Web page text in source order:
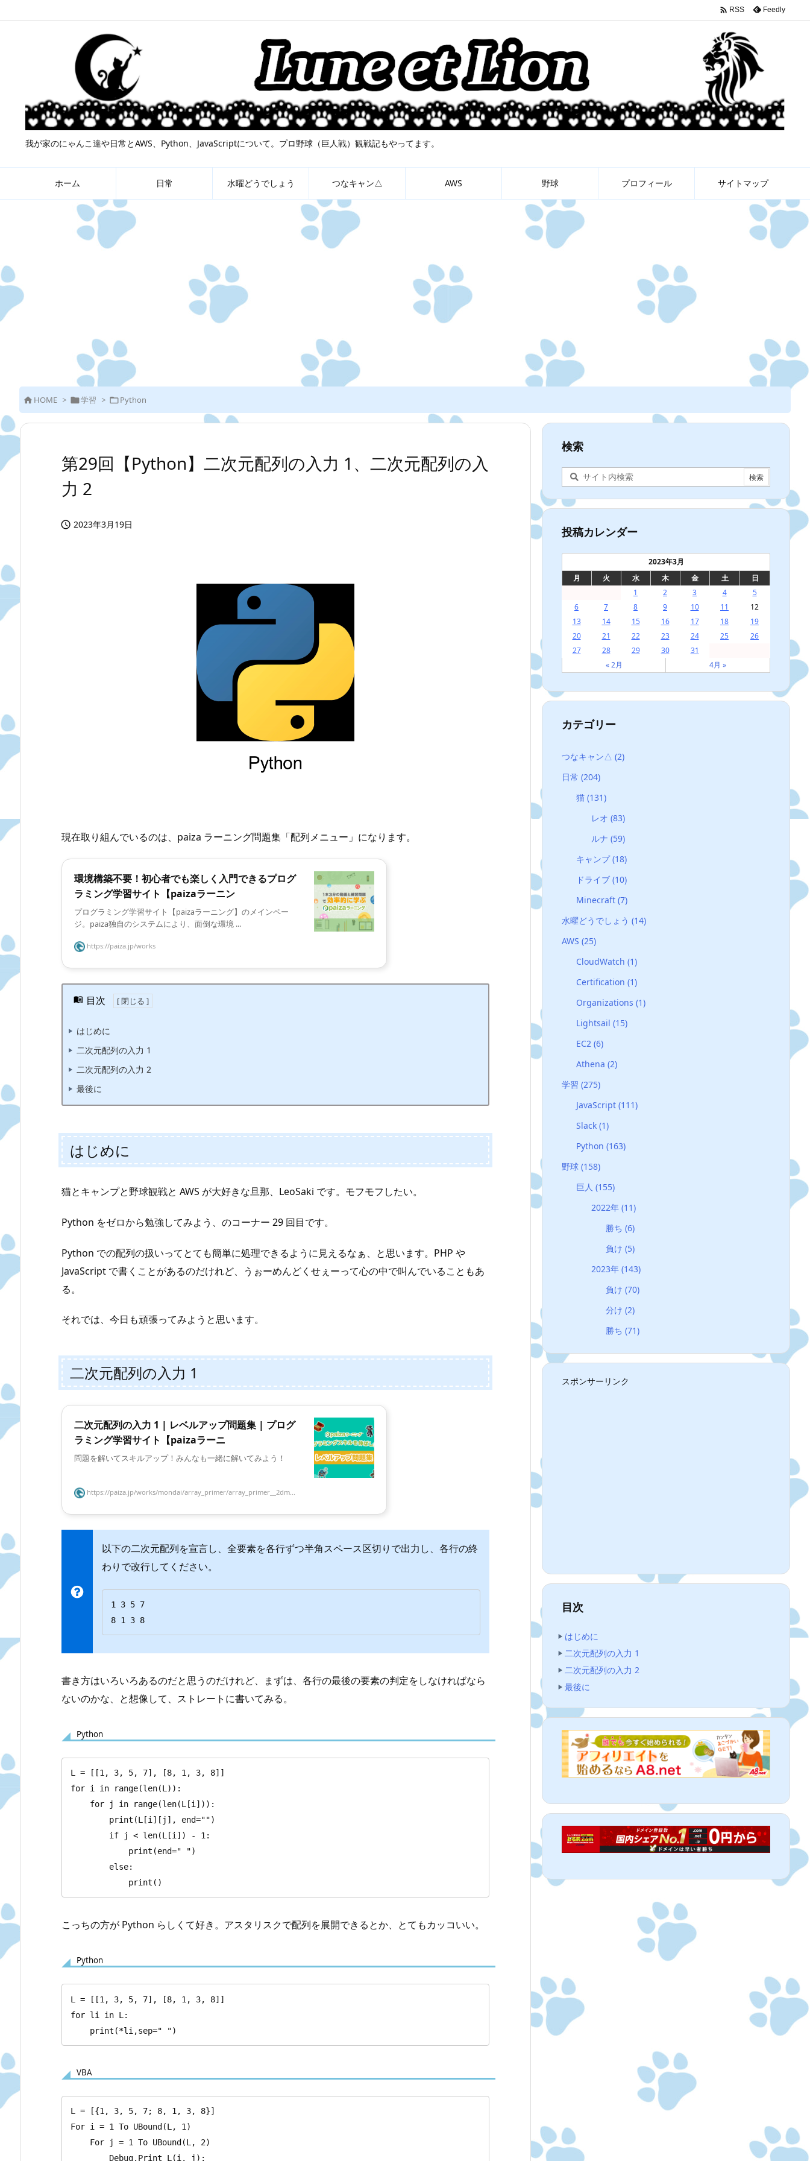
我が家のにゃんこ達や日常とAWS、Python、JavaScriptについて。プロ野球（巨人戦）観戦記もやってます。
ホーム 日常 水曜どうでしょう つなキャン△ AWS 野球 プロフィール サイトマップ
 RSS Feedly
 HOME > 学習 > Python
第29回【Python】二次元配列の入力 1、二次元配列の入
力 2
 2023年3月19日
現在取り組んでいるのは、paiza ラーニング問題集「配列メニュー」になります。
環境構築不要！初心者でも楽しく入門できるプログ
ラミング学習サイト【paizaラーニン
プログラミング学習サイト【paizaラーニング】のメインペー
ジ。paiza独自のシステムにより、面倒な環境 ...
https://paiza.jp/works
目次
はじめに
二次元配列の入力 1
二次元配列の入力 2
最後に
はじめに
猫とキャンプと野球観戦と AWS が大好きな旦那、LeoSaki です。モフモフしたい。
Python をゼロから勉強してみよう、のコーナー 29 回目です。
Python での配列の扱いってとても簡単に処理できるように見えるなぁ、と思います。PHP や
JavaScript で書くことがあるのだけれど、うぉーめんどくせぇーって心の中で叫んでいることもあ
る。
それでは、今日も頑張ってみようと思います。
二次元配列の入力 1
二次元配列の入力 1 | レベルアップ問題集 | プログ
ラミング学習サイト【paizaラーニ
問題を解いてスキルアップ！みんなも一緒に解いてみよう！
https://paiza.jp/works/mondai/array_primer/array_primer__2dm...
以下の二次元配列を宣言し、全要素を各行ずつ半角スペース区切りで出力し、各行の終
わりで改行してください。
1 3 5 7
8 1 3 8
書き方はいろいろあるのだと思うのだけれど、まずは、各行の最後の要素の判定をしなければなら
ないのかな、と想像して、ストレートに書いてみる。
Python
L = [[1, 3, 5, 7], [8, 1, 3, 8]]
for i in range(len(L)):
            print()
こっちの方が Python らしくて好き。アスタリスクで配列を展開できるとか、とてもカッコいい。
Python
L = [[1, 3, 5, 7], [8, 1, 3, 8]]
for li in L:
    print(*li,sep=" ")
VBA
L = [{1, 3, 5, 7; 8, 1, 3, 8}]
For i = 1 To UBound(L, 1)
検索
投稿カレンダー
2023年3月
月
火 水 木 金 土
日
1
2 3 4
5
6
7 8 9 10 11
12
13
14 15 16 17 18
19
20
21 22 23 24 25
26
27
28 29 30
31
« 2月
4月 »
カテゴリー
つなキャン△ (2)
日常 (204)
猫(131)
レオ (83)
ルナ (59)
キャンプ(18)
ドライブ(10)
Minecraft(7)
水曜どうでしょう (14)
AWS (25)
CloudWatch(1)
Certification(1)
Organizations(1)
Lightsail(15)
EC2(6)
Athena(2)
学習 (275)
JavaScript(111)
Slack(1)
Python(163)
野球 (158)
巨人(155)
2022年 (11)
勝ち(6)
負け(5)
2023年 (143)
負け(70)
分け(2)
勝ち(71)
スポンサーリンク
目次
はじめに
二次元配列の入力 1
二次元配列の入力 2
最後に